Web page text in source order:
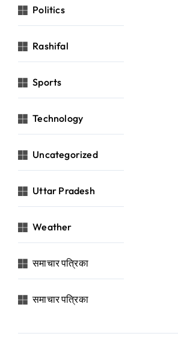
Politics
Rashifal
Sports
Technology
Uncategorized
Uttar Pradesh
Weather
समाचार पत्रिका
समाचार पत्रिका